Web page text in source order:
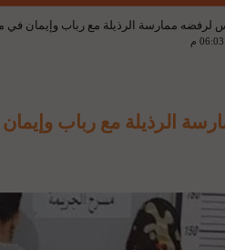
لرفضه ممارسة الرذيلة مع رباب وإيمان في
الرذيلة مع رباب وإيمان